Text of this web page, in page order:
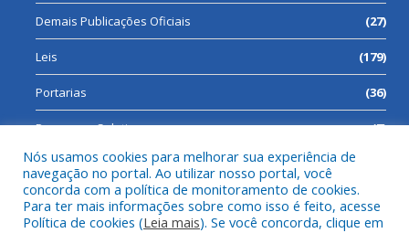
Demais Publicações Oficiais (27)
Leis (179)
Portarias (36)
Processos Seletivos (7)
Todos os direitos reservados a Prefeitura Municipal de Cumaru
do Norte.
Nós usamos cookies para melhorar sua experiência de
navegação no portal. Ao utilizar nosso portal, você
concorda com a política de monitoramento de cookies.
Para ter mais informações sobre como isso é feito, acesse
Política de cookies (Leia mais). Se você concorda, clique em